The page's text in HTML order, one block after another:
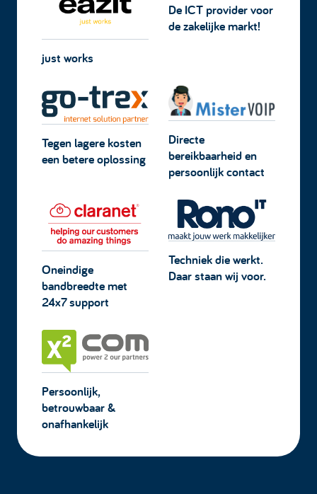
just works
De ICT provider voor
de zakelijke markt!
Tegen lagere kosten
een betere oplossing
Directe
bereikbaarheid en
persoonlijk contact
Oneindige
bandbreedte met
24x7 support
Techniek die werkt.
Daar staan wij voor.
Persoonlijk,
betrouwbaar &
onafhankelijk